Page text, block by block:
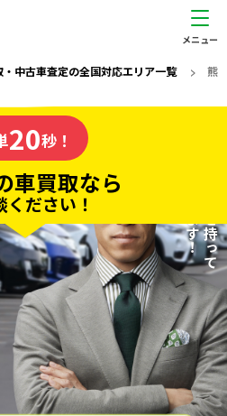
・中古車査定の全国対応エリア一覧> 熊
案。
私たちが責任を持って
査定いたします！
20秒！
車買取なら
ください！
力完了！
カンタンWeb査定
を丁寧に査定いたします